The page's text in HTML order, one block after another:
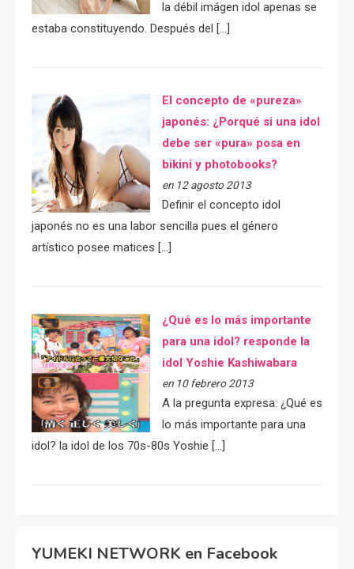
la débil imágen idol apenas se
estaba constituyendo. Después del […]
El concepto de «pureza»
japonés: ¿Porqué si una idol
debe ser «pura» posa en
bikini y photobooks?
en 12 agosto 2013
Definir el concepto idol
japonés no es una labor sencilla pues el género
artístico posee matices […]
¿Qué es lo más importante
para una idol? responde la
idol Yoshie Kashiwabara
en 10 febrero 2013
A la pregunta expresa: ¿Qué es
lo más importante para una
idol? la idol de los 70s-80s Yoshie […]
YUMEKI NETWORK en Facebook